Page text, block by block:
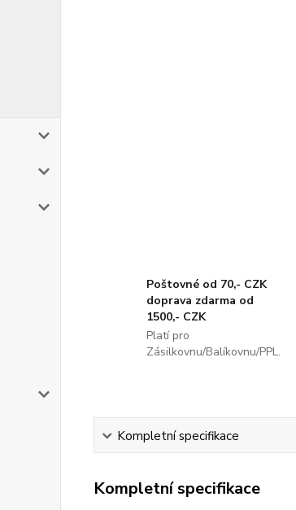
Poštovné od 70,- CZK
doprava zdarma od
1500,- CZK
Platí pro
Zásilkovnu/Balíkovnu/PPL.
Kompletní specifikace
Kompletní specifikace